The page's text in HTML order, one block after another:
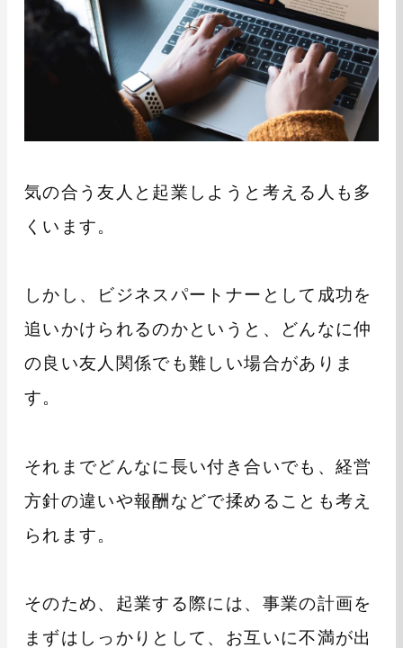
気の合う友人と起業しようと考える人も多
くいます。
しかし、ビジネスパートナーとして成功を
追いかけられるのかというと、どんなに仲
の良い友人関係でも難しい場合がありま
す。
それまでどんなに長い付き合いでも、経営
方針の違いや報酬などで揉めることも考え
られます。
そのため、起業する際には、事業の計画を
まずはしっかりとして、お互いに不満が出